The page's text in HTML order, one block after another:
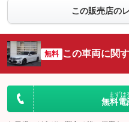
この販売店の
無料 この車両に関
まずは
無料電